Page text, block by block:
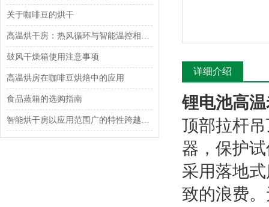
关于咖啡豆的烘干
高温烘干房：热风循环与智能温控相辅相成
鼓风干燥箱使用注意事项
高温烘房在咖啡豆烘焙中的应用
食品蒸箱的选购指南
智能烘干房以应用范围广的特性跨越食品、工业制造等多个行业
详细介绍
锂电池高
顶部拉杆
器，保护
采用落地
致的浪费